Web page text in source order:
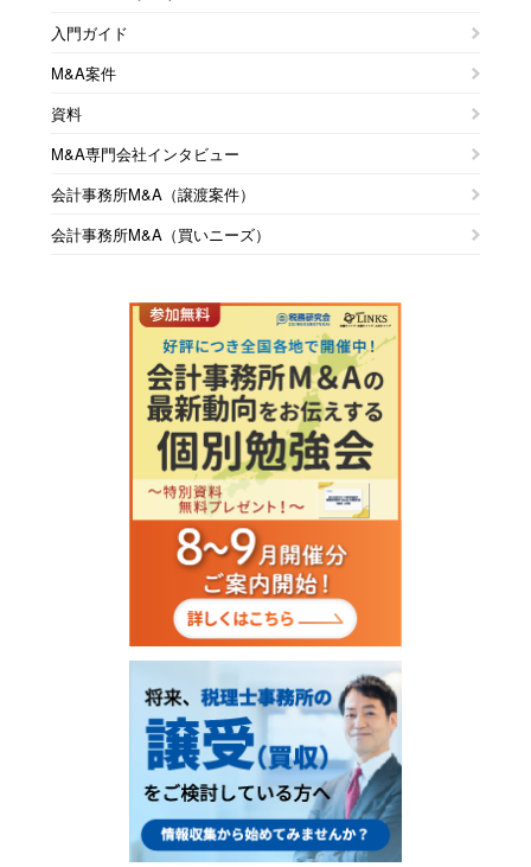
入門ガイド
M&A案件
資料
M&A専門会社インタビュー
会計事務所M&A（譲渡案件）
会計事務所M&A（買いニーズ）